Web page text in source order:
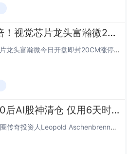
半年净利暴增超14倍！视觉芯片龙头富瀚微20CM一字涨停：AI-ISP芯片卖爆了
快科技8月3日消息，视觉芯片龙头富瀚微今日开盘即封20CM涨停，报67.48元/股，总市值达157亿元。涨停的直接催化剂，是公司7月31日晚间披露的半年报业绩预告。富瀚微预计2026年上半年营业收入14亿元至15亿元，同比增长103.48%...
AI到底是否泡沫！00后AI股神清仓 仅用6天时间血亏1400亿：本人道歉以后不碰杠杆
快科技8月1日消息，00后AI圈传奇投资人Leopold Aschenbrenner此前在写给自家基金投资人的公开信里明确表态，如果你一直在等待一个合适的时机加仓AI相关资产，当下或许就是最好的入场窗口。谁也没料到，给出加仓建议仅仅六天之后...